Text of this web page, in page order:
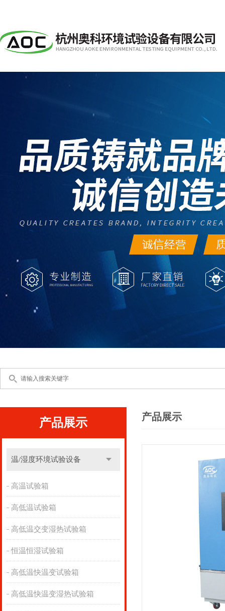
产品展示
温/湿度环境试验设备
高温试验箱
高低温试验箱
高低温交变湿热试验箱
恒温恒湿试验箱
高低温快温变试验箱
高低温快温变湿热试验箱
产品展示